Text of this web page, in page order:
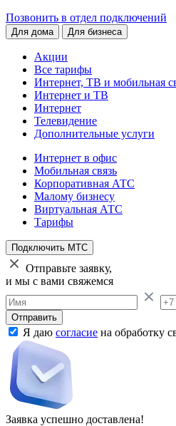
Позвонить в отдел подключений
Для дома Для бизнеса
Акции
Все тарифы
Интернет, ТВ и мобильная
Интернет и ТВ
Интернет
Телевидение
Дополнительные услуги
Интернет в офис
Мобильная связь
Корпоративная АТС
Малому бизнесу
Виртуальная АТС
Тарифы
Подключить МТС
Отправьте заявку,
и мы с вами свяжемся
Отправить
Я даю согласие на обработку
Заявка успешно доставлена!